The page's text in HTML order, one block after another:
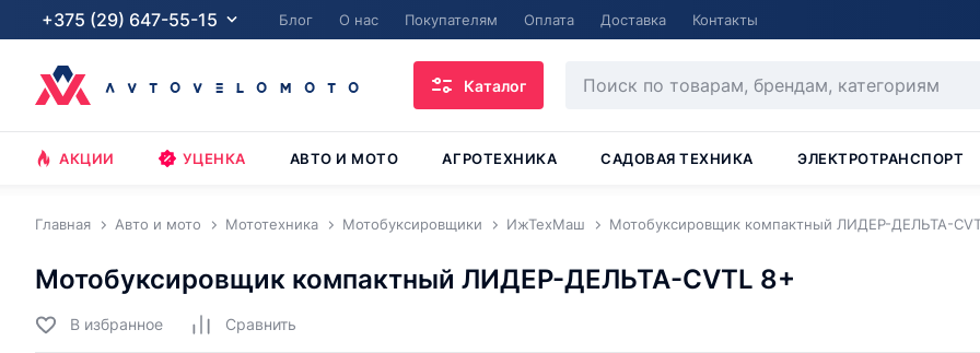
+375 (29) 647-55-15 Блог О нас Покупателям Оплата Доставка Контакты
Каталог
АКЦИИ УЦЕНКА АВТО И МОТО АГРОТЕХНИКА САДОВАЯ ТЕХНИКА ЭЛЕКТРОТРАНСПОРТ
Главная Авто и мото Мототехника Мотобуксировщики ИжТехМаш Мотобуксировщик компактный ЛИДЕР-ДЕЛЬТА-
Мотобуксировщик компактный ЛИДЕР-ДЕЛЬТА-CVTL 8+
В избранное Cравнить